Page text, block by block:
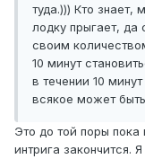
туда.))) Кто
лодку прыгает, да
своим
10 минут
в течении 10
всякое может
Это до той поры пока
интрига закончится.